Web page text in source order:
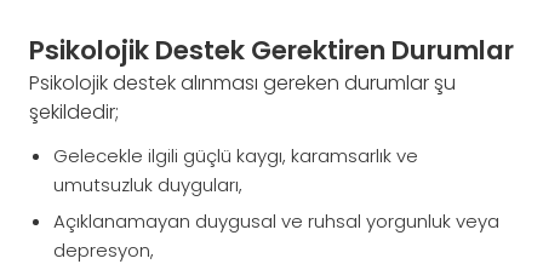
Psikolojik Destek Gerektiren Durumlar
Psikolojik destek alınması gereken durumlar şu
şekildedir;
Gelecekle ilgili güçlü kaygı, karamsarlık ve
umutsuzluk duyguları,
Açıklanamayan duygusal ve ruhsal yorgunluk veya
depresyon,